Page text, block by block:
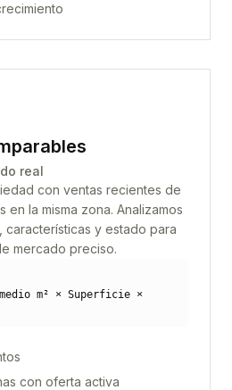
real
con ventas recientes de
en la misma zona. Analizamos
y estado para
mercado preciso.
m² × Superficie ×
con oferta activa